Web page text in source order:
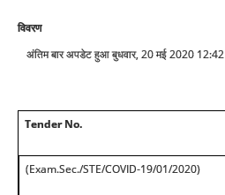
विवरण
अंतिम बार अपडेट हुआ बुधवार, 20 मई 2020 12:42
Tender No.
(Exam.Sec./STE/COVID-19/01/2020)